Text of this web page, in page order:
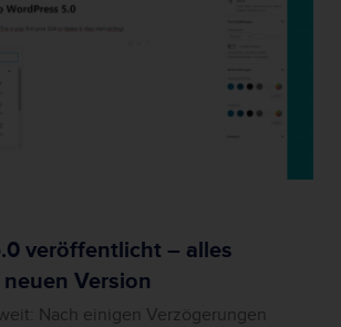
veröffentlicht – alles
Version
Nach einigen Verzögerungen